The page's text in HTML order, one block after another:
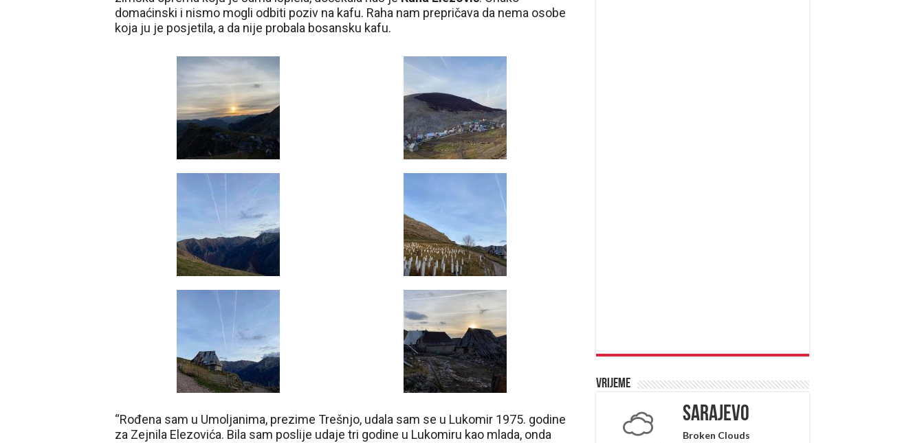
domaćinski i nismo mogli odbiti poziv na kafu. Raha nam prepričava da nema osobe
koja ju je posjetila, a da nije probala bosansku kafu.
“Rođena sam u Umoljanima, prezime Trešnjo, udala sam se u Lukomir 1975. godine
za Zejnila Elezovića. Bila sam poslije udaje tri godine u Lukomiru kao mlada, onda
Vrijeme
Sarajevo
Broken Clouds